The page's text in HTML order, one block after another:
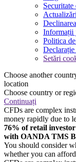
Securitate
Actualizări
Informații
Politica
Setări
Choose another
location
Choose country or
Continuați
CFDs are complex
money rapidly due to
76% of retail
with OANDA TMS
You should consider
whether you can